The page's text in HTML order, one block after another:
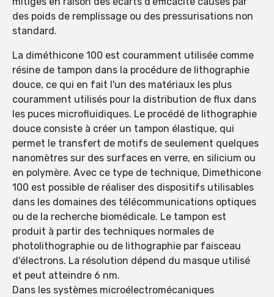
des poids de remplissage ou des pressurisations non
standard.
La diméthicone 100 est couramment utilisée comme
résine de tampon dans la procédure de lithographie
douce, ce qui en fait l'un des matériaux les plus
couramment utilisés pour la distribution de flux dans
les puces microfluidiques. Le procédé de lithographie
douce consiste à créer un tampon élastique, qui
permet le transfert de motifs de seulement quelques
nanomètres sur des surfaces en verre, en silicium ou
en polymère. Avec ce type de technique, Dimethicone
100 est possible de réaliser des dispositifs utilisables
dans les domaines des télécommunications optiques
ou de la recherche biomédicale. Le tampon est
produit à partir des techniques normales de
photolithographie ou de lithographie par faisceau
d'électrons. La résolution dépend du masque utilisé
et peut atteindre 6 nm.
Dans les systèmes microélectromécaniques